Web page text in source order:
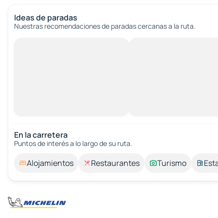
Ideas de paradas
Nuestras recomendaciones de paradas cercanas a la ruta.
En la carretera
Puntos de interés a lo largo de su ruta.
Alojamientos Restaurantes Turismo